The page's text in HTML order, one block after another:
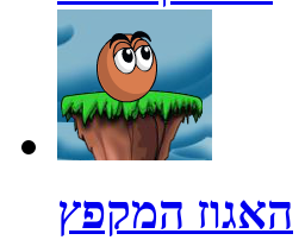
האגוז המקפץ